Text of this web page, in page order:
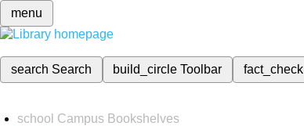
menu
search Search build_circleToolbar fact_check
school Campus Bookshelves